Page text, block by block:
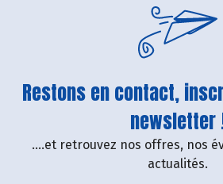
Restons en contact,
newsletter
....et retrouvez nos offres, nos
actualités.